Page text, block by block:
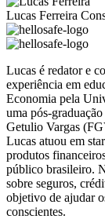
Lucas Ferreira
Lucas é redator e
experiência em
Economia pela
uma pós-
Getulio Vargas
Lucas atuou em
produtos
público brasileiro.
sobre seguros,
objetivo de ajudar
conscientes.